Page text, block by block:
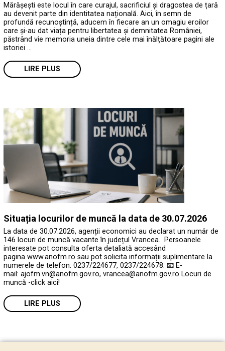
Mărășești este locul în care curajul, sacrificiul și dragostea de țară
au devenit parte din identitatea națională. Aici, în semn de
profundă recunoștință, aducem în fiecare an un omagiu eroilor
care și-au dat viața pentru libertatea și demnitatea României,
păstrând vie memoria uneia dintre cele mai înălțătoare pagini ale
istoriei …
LIRE PLUS
Situația locurilor de muncă la data de 30.07.2026
La data de 30.07.2026, agenții economici au declarat un număr de
146 locuri de muncă vacante în județul Vrancea. Persoanele
interesate pot consulta oferta detaliată accesând
pagina www.anofm.ro sau pot solicita informații suplimentare la
numerele de telefon: 0237/224677, 0237/224678. 📧 E-
mail: ajofm.vn@anofm.gov.ro, vrancea@anofm.gov.ro Locuri de
muncă -click aici!
LIRE PLUS